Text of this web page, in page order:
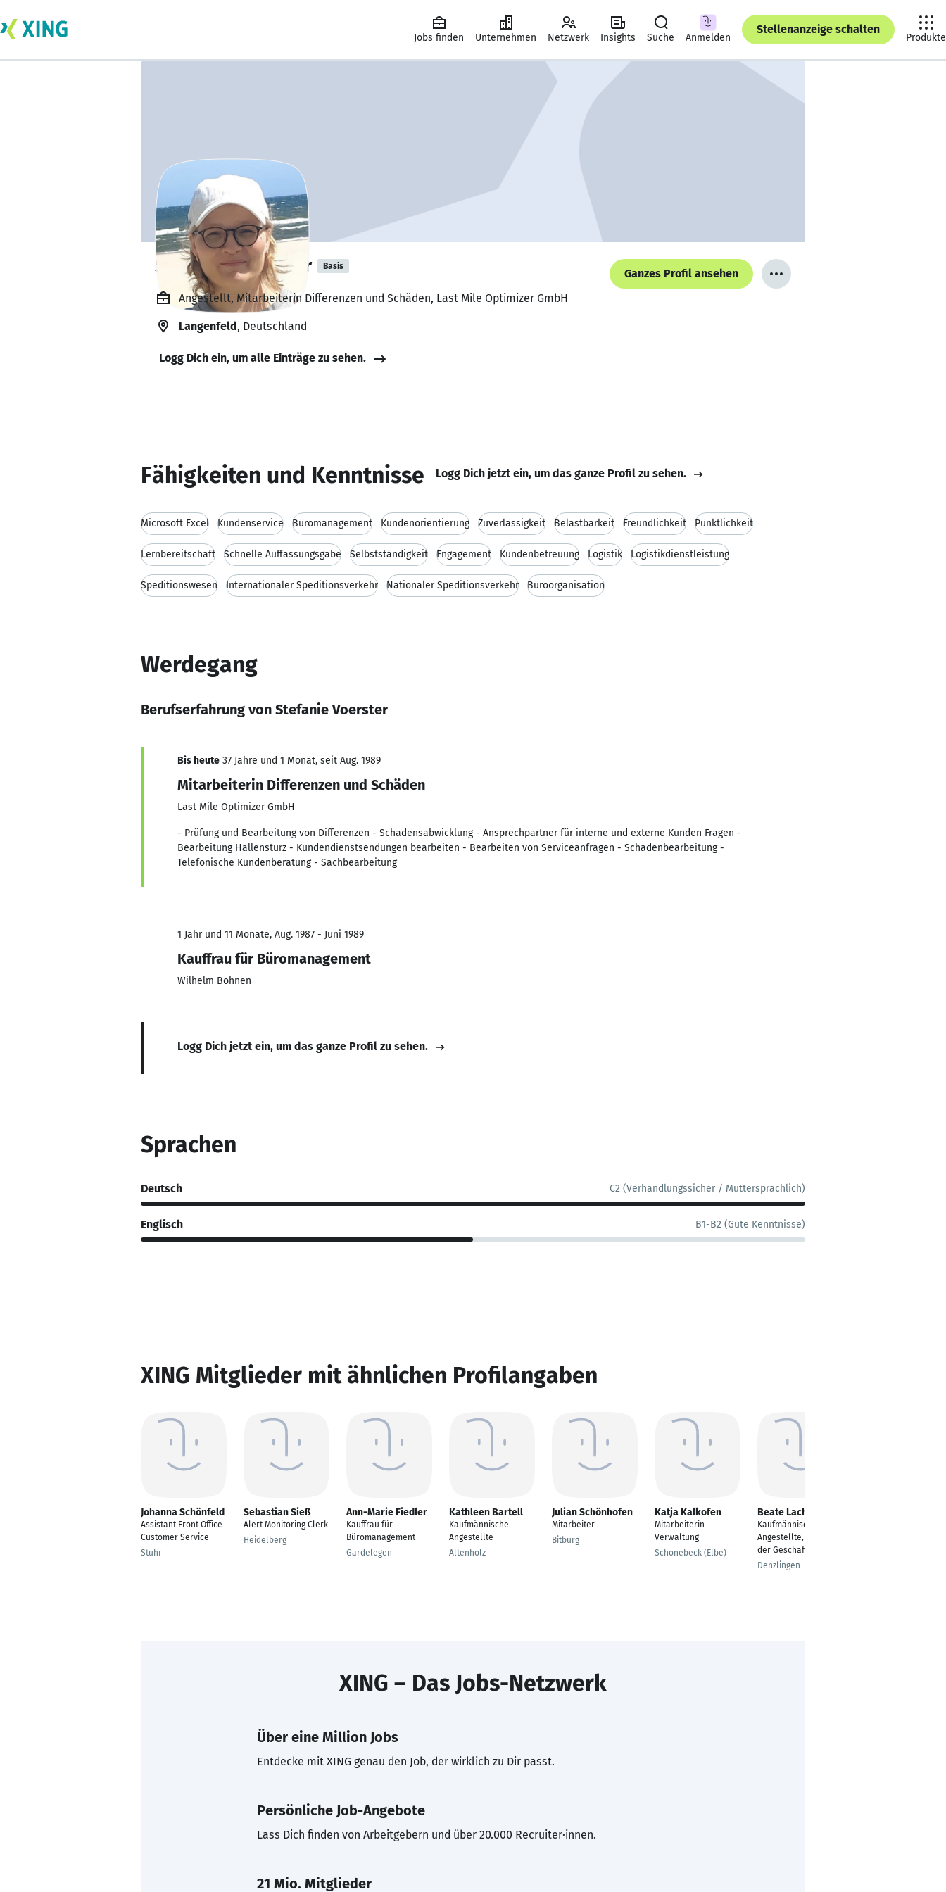
Jobs finden Unternehmen Netzwerk Insights Suche Anmelden
Stellenanzeige schalten
Produkte
Stefanie Voerster Basis
Ganzes Profil ansehen
Angestellt, Mitarbeiterin Differenzen und Schäden, Last Mile Optimizer GmbH
Langenfeld, Deutschland
Logg Dich ein, um alle Einträge zu sehen.
Fähigkeiten und Kenntnisse Logg Dich jetzt ein, um das ganze Profil zu sehen.
Microsoft Excel Kundenservice Büromanagement Kundenorientierung Zuverlässigkeit Belastbarkeit Freundlichkeit Pünktlichkeit
Lernbereitschaft Schnelle Auffassungsgabe Selbstständigkeit Engagement Kundenbetreuung Logistik Logistikdienstleistung
Speditionswesen Internationaler Speditionsverkehr Nationaler Speditionsverkehr Büroorganisation
Werdegang
Berufserfahrung von Stefanie Voerster
Bis heute 37 Jahre und 1 Monat, seit Aug. 1989
Mitarbeiterin Differenzen und Schäden
Last Mile Optimizer GmbH
- Prüfung und Bearbeitung von Differenzen - Schadensabwicklung - Ansprechpartner für interne und externe Kunden Fragen -
Bearbeitung Hallensturz - Kundendienstsendungen bearbeiten - Bearbeiten von Serviceanfragen - Schadenbearbeitung -
Telefonische Kundenberatung - Sachbearbeitung
1 Jahr und 11 Monate, Aug. 1987 - Juni 1989
Kauffrau für Büromanagement
Wilhelm Bohnen
Logg Dich jetzt ein, um das ganze Profil zu sehen.
Sprachen
Deutsch C2 (Verhandlungssicher / Muttersprachlich)
Englisch B1-B2 (Gute Kenntnisse)
XING Mitglieder mit ähnlichen Profilangaben
Johanna Schönfeld
Assistant Front Office
Customer Service
Stuhr
Sebastian Sieß
Alert Monitoring Clerk
Heidelberg
Ann-Marie Fiedler
Kauffrau für
Büromanagement
Gardelegen
Kathleen Bartell
Kaufmännische
Angestellte
Altenholz
Julian Schönhofen
Mitarbeiter
Bitburg
Katja Kalkofen
Mitarbeiterin
Verwaltung
Schönebeck (Elbe)
Beate Lacher
Kaufmännischer
Angestellte, Assistenz
der Geschäftsführung
Denzlingen
XING – Das Jobs-Netzwerk
Über eine Million Jobs
Entdecke mit XING genau den Job, der wirklich zu Dir passt.
Persönliche Job-Angebote
Lass Dich finden von Arbeitgebern und über 20.000 Recruiter·innen.
21 Mio. Mitglieder